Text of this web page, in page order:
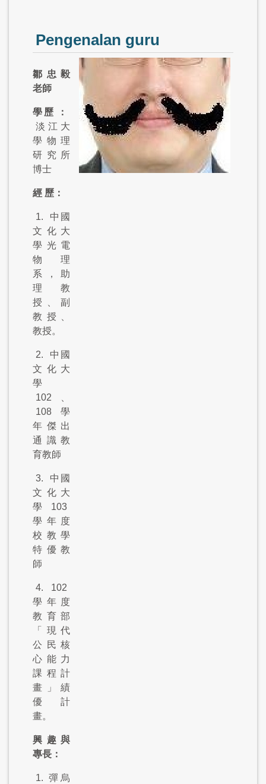
Pengenalan guru
鄒忠毅
老師
學 歷
：
淡江大
學物理
研究所
博士
經 歷 ：
1.
中國
文化大
學光電
物理
系，助
理教
授、副
教授、
教授。
2.
中國
文化大
學
102
108
學
年傑出
通識教
育教師
3.
中國
文化大
學
103
學年度
校教學
特優教
師
4. 102
學年度
教育部
「現代
公民核
心能力
課程計
畫」績
優計
畫。
興趣與
專長：
1. 彈烏